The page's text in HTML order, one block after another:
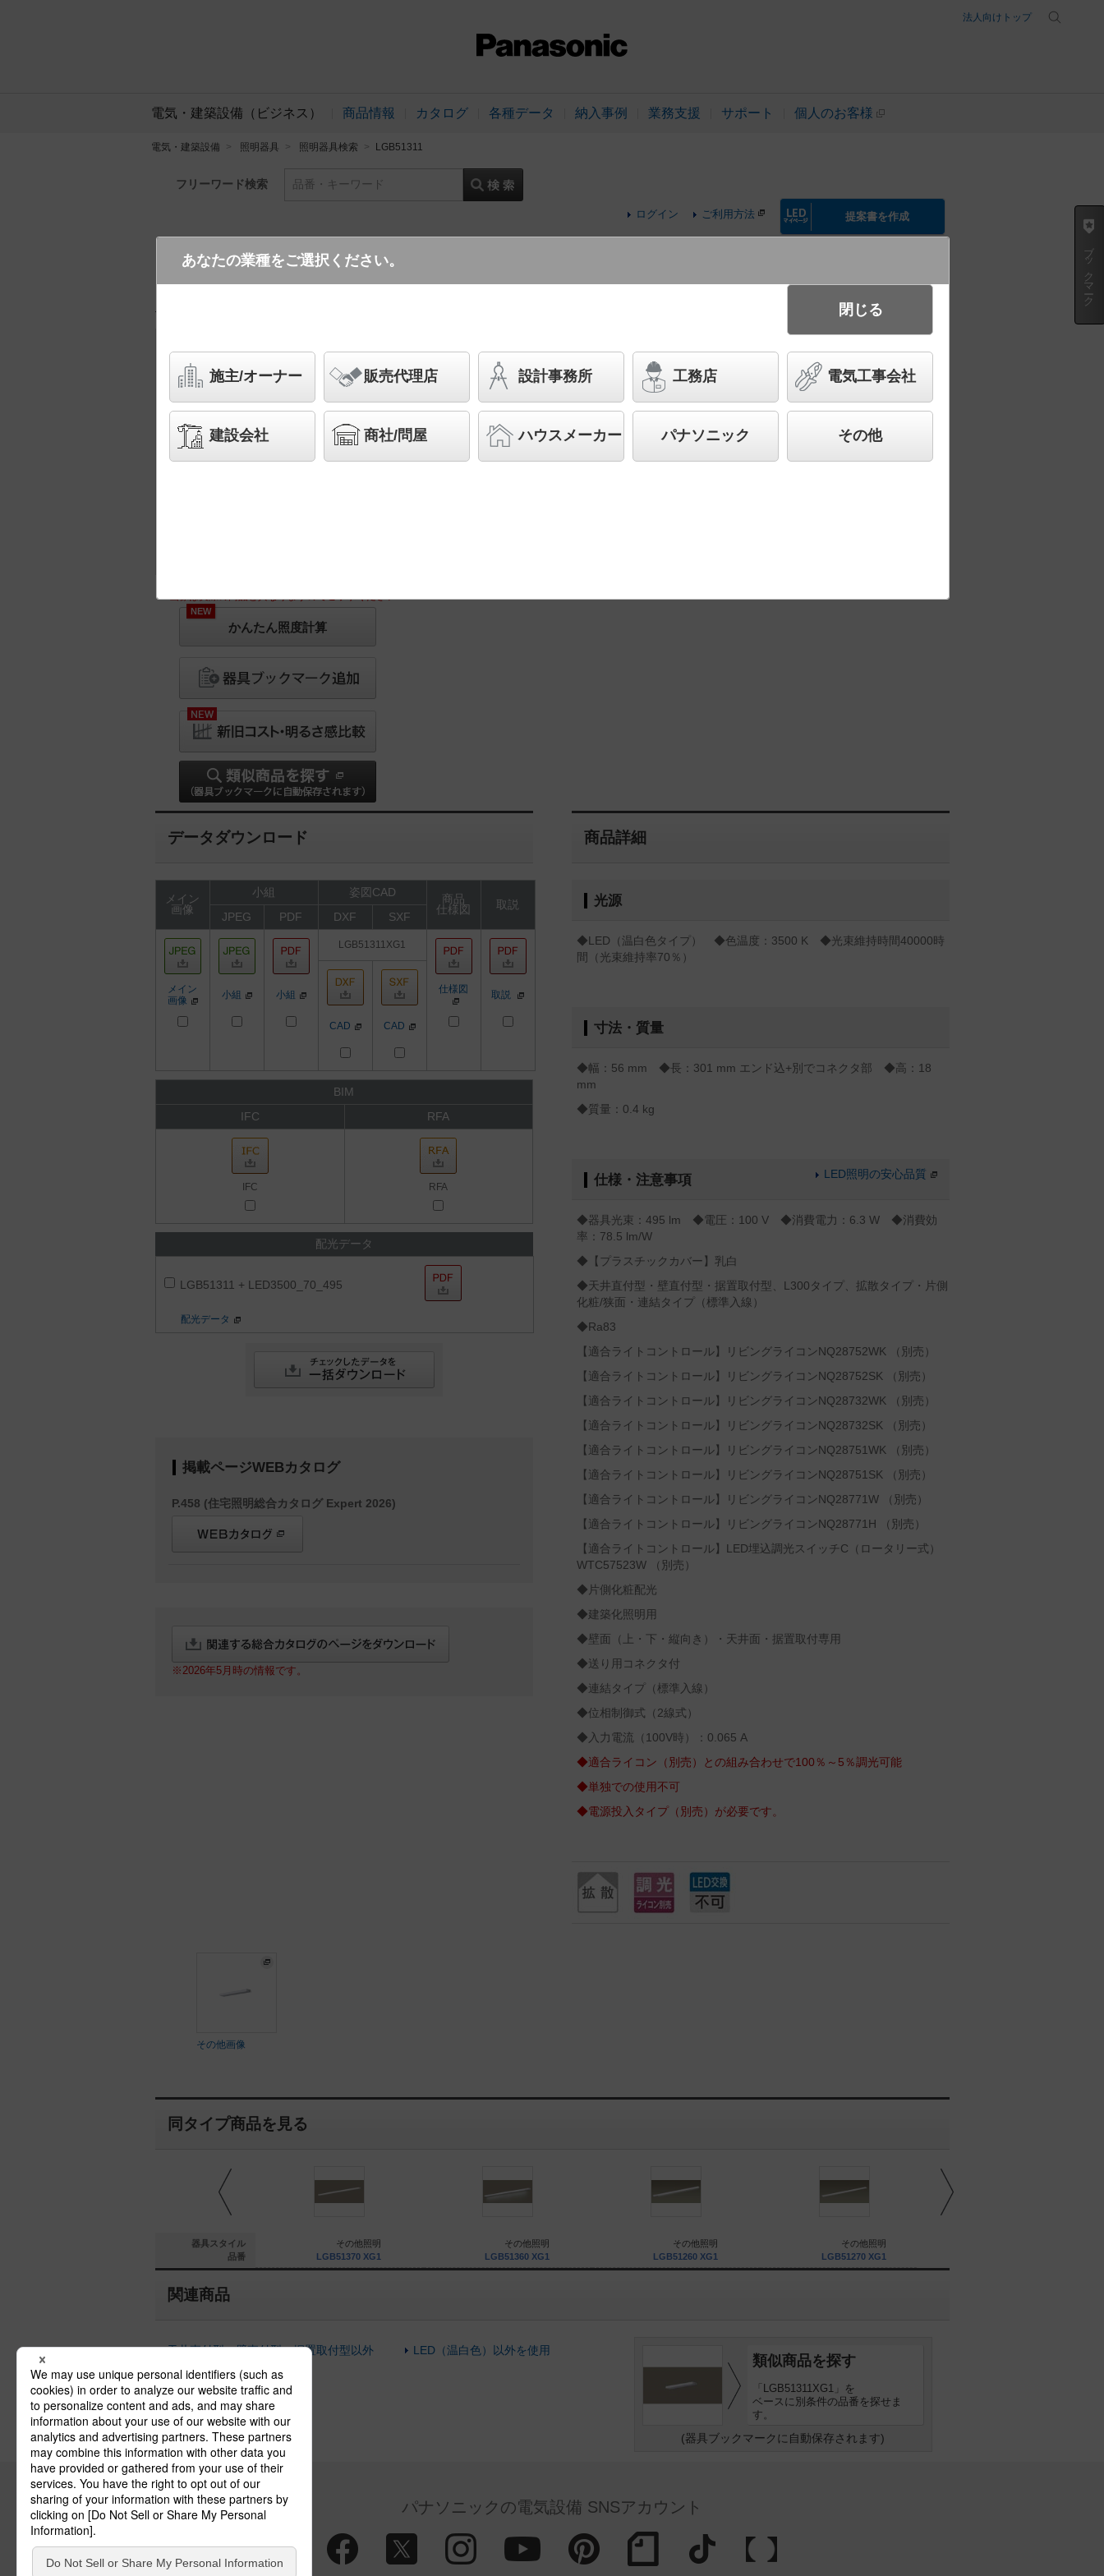
法人向けトップ
電気・建築設備（ビジネス） 商品情報 カタログ 各種データ 納入事例 業務支援 サポート 個人のお客様
電気・建築設備 照明器具 照明器具検索 LGB51311
フリーワード検索 品番・キーワード
ログイン ご利用方法 提案書を作成
LGB51311 XG1
※画像は実際の商品と異なりますのでご了承ください
NEW
かんたん照度計算
天井直付型・壁直付型・据置取付型 LED（温白色） スリムライン照明（電源
内蔵型） 拡散タイプ・片側化粧/狭面・連結タイプ（標準入線） 調光タイプ
（ライコン別売）／L300タイプ 建築化照明
◆工場在庫品
◆希望小売価格 33,500 円（税抜）
LED内蔵、電源ユニット内蔵
データダウンロード
メイン
画像
小組 姿図CAD
商品
仕様図
取説
JPEG
PDF DXF SXF
メイン
画像
小組 小組
LGB51311XG1
仕様図 取説
CAD CAD
BIM
IFC
RFA
IFC RFA
配光データ
LGB51311 + LED3500_70_495
配光データ
掲載ページWEBカタログ
P.458 (住宅照明総合カタログ Expert 2026)
※2026年5月時の情報です。
商品詳細
光源
◆LED（温白色タイプ） ◆色温度：3500 K ◆光束維持時間40000時
間（光束維持率70％）
寸法・質量
◆幅：56 mm ◆長：301 mm エンド込+別でコネクタ部 ◆高：18
mm
◆質量：0.4 kg
仕様・注意事項 LED照明の安心品質
◆器具光束：495 lm ◆電圧：100 V ◆消費電力：6.3 W ◆消費効
率：78.5 lm/W
◆【プラスチックカバー】乳白
◆天井直付型・壁直付型・据置取付型、L300タイプ、拡散タイプ・片側
化粧/狭面・連結タイプ（標準入線）
◆Ra83
【適合ライトコントロール】リビングライコンNQ28752WK （別売）
【適合ライトコントロール】リビングライコンNQ28752SK （別売）
【適合ライトコントロール】リビングライコンNQ28732WK （別売）
【適合ライトコントロール】リビングライコンNQ28732SK （別売）
【適合ライトコントロール】リビングライコンNQ28751WK （別売）
【適合ライトコントロール】リビングライコンNQ28751SK （別売）
【適合ライトコントロール】リビングライコンNQ28771W （別売）
【適合ライトコントロール】リビングライコンNQ28771H （別売）
【適合ライトコントロール】LED埋込調光スイッチC（ロータリー式）
WTC57523W （別売）
◆片側化粧配光
◆建築化照明用
◆壁面（上・下・縦向き）・天井面・据置取付専用
◆送り用コネクタ付
◆連結タイプ（標準入線）
◆位相制御式（2線式）
◆入力電流（100V時）：0.065 A
◆適合ライコン（別売）との組み合わせで100％～5％調光可能
◆単独での使用不可
◆電源投入タイプ（別売）が必要です。
その他画像
同タイプ商品を見る
器具スタイル
品番
その他照明
その他照明
LGB51370 XG1
その他照明
LGB51360 XG1
その他照明
LGB51260 XG1
その他照明
LGB51270 XG1
関連商品
天井直付型・壁直付型・据置取付型以外
LED（温白色）以外を使用
類似商品を探す
「LGB51311XG1」を
ベースに別条件の品番を探せま
す。
(器具ブックマークに自動保存されます)
ブックマーク
パナソニックの電気設備 SNSアカウント
あなたの業種をご選択ください。
施主/オーナー 販売代理店 設計事務所 工務店 電気工事会社
建設会社 商社/問屋 ハウスメーカー パナソニック その他
閉じる